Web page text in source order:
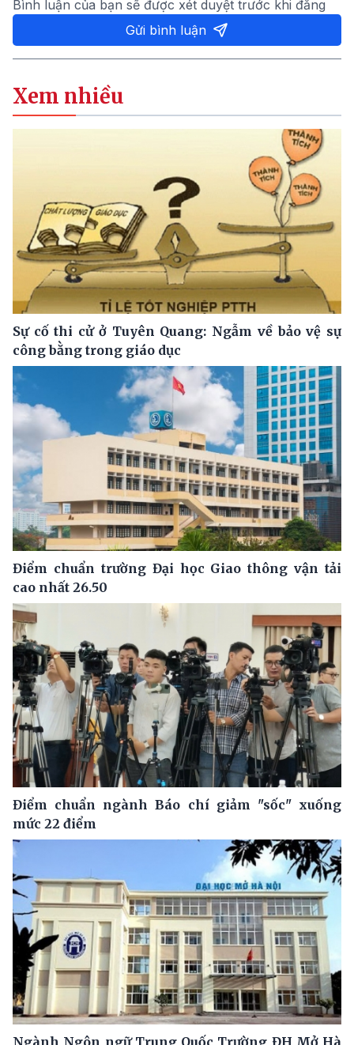
Bình luận của bạn sẽ được xét duyệt trước khi đăng
Gửi bình luận
Xem nhiều
Sự cố thi cử ở Tuyên Quang: Ngẫm về bảo vệ sự
công bằng trong giáo dục
Điểm chuẩn trường Đại học Giao thông vận tải
cao nhất 26.50
Điểm chuẩn ngành Báo chí giảm "sốc" xuống
mức 22 điểm
Ngành Ngôn ngữ Trung Quốc Trường ĐH Mở Hà